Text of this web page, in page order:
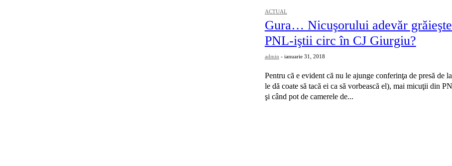
ACTUAL
Gura… Nicuşorului adevăr
PNL-iştii circ în CJ Giurgiu?
admin - ianuarie 31, 2018
Pentru că e evident că nu le ajunge conferinţa de presă de
le dă coate să tacă ei ca să vorbească el), mai micuţii din
şi când pot de camerele de...